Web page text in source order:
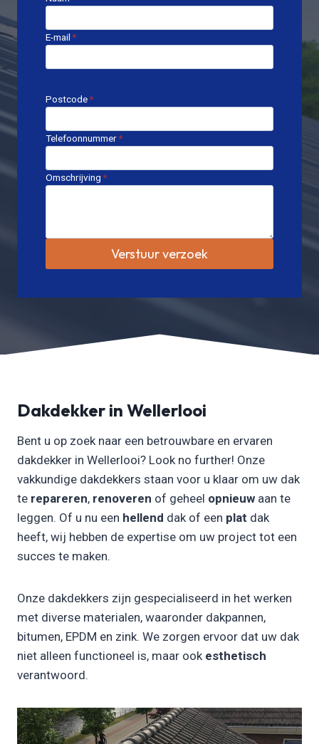
E-mail*
Postcode*
Telefoonnummer*
Omschrijving*
Verstuur verzoek
Dakdekker in Wellerlooi
Bent u op zoek naar een betrouwbare en ervaren
dakdekker in Wellerlooi? Look no further! Onze
vakkundige dakdekkers staan voor u klaar om uw dak
te repareren, renoveren of geheel opnieuw aan te
leggen. Of u nu een hellend dak of een plat dak
heeft, wij hebben de expertise om uw project tot een
succes te maken.
Onze dakdekkers zijn gespecialiseerd in het werken
met diverse materialen, waaronder dakpannen,
bitumen, EPDM en zink. We zorgen ervoor dat uw dak
niet alleen functioneel is, maar ook esthetisch
verantwoord.